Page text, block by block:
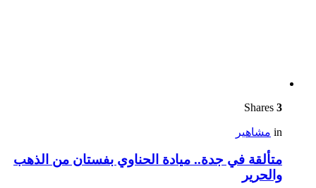
3
in مشاهير
متألقة في جدة.. ميادة الحناوي بفستان من الذهب
والحرير